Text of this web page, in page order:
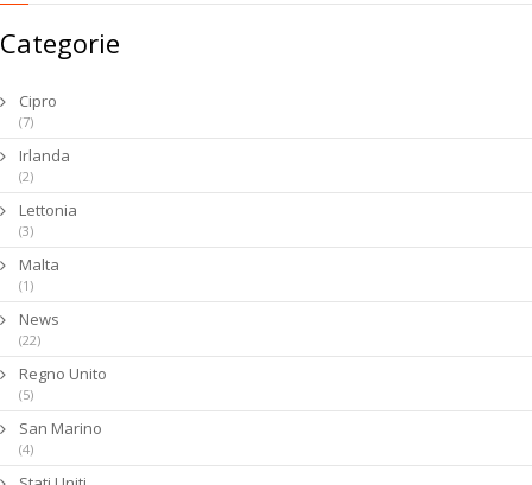
Categorie
Cipro
(7)
Irlanda
(2)
Lettonia
(3)
Malta
(1)
News
(22)
Regno Unito
(5)
San Marino
(4)